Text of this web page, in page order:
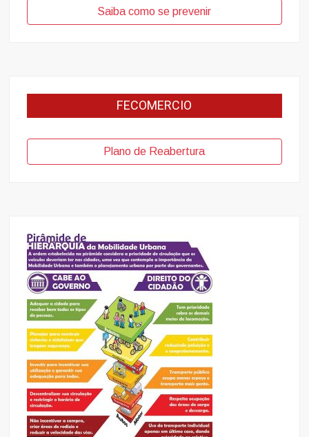
Saiba como se prevenir
FECOMERCIO
Plano de Reabertura